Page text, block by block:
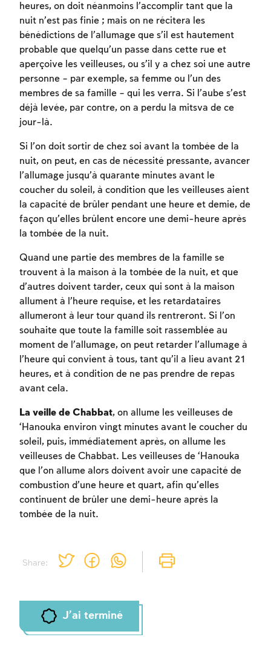
Share:
heures, on doit néanmoins l’accomplir tant que la
nuit n’est pas finie ; mais on ne récitera les
bénédictions de l’allumage que s’il est hautement
probable que quelqu’un passe dans cette rue et
aperçoive les veilleuses, ou s’il y a chez soi une autre
personne – par exemple, sa femme ou l’un des
membres de sa famille – qui les verra. Si l’aube s’est
déjà levée, par contre, on a perdu la mitsva de ce
jour-là.
Si l’on doit sortir de chez soi avant la tombée de la
nuit, on peut, en cas de nécessité pressante, avancer
l’allumage jusqu’à quarante minutes avant le
coucher du soleil, à condition que les veilleuses aient
la capacité de brûler pendant une heure et demie, de
façon qu’elles brûlent encore une demi-heure après
la tombée de la nuit.
Quand une partie des membres de la famille se
trouvent à la maison à la tombée de la nuit, et que
d’autres doivent tarder, ceux qui sont à la maison
allument à l’heure requise, et les retardataires
allumeront à leur tour quand ils rentreront. Si l’on
souhaite que toute la famille soit rassemblée au
moment de l’allumage, on peut retarder l’allumage à
l’heure qui convient à tous, tant qu’il a lieu avant 21
heures, et à condition de ne pas prendre de repas
avant cela.
La veille de Chabbat, on allume les veilleuses de
‘Hanouka environ vingt minutes avant le coucher du
soleil, puis, immédiatement après, on allume les
veilleuses de Chabbat. Les veilleuses de ‘Hanouka
que l’on allume alors doivent avoir une capacité de
combustion d’une heure et quart, afin qu’elles
continuent de brûler une demi-heure après la
tombée de la nuit.
J'ai terminé
Inscription requise
Afin d'enregistrer ce que vous avez étudié,
vous devez vous connectez ou vous
inscrire.
Inscription Connexion